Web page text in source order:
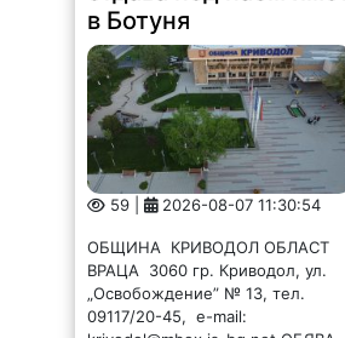
59 | 2026-08-07 11:30:54
ОБЩИНА КРИВОДОЛ ОБЛАСТ
ВРАЦА 3060 гр. Криводол, ул.
09117/20-45, e-mail:
krivodol@mbox.is-bg.net ОБЯВА
На основание чл. 8, ал. 4,
чл. 14, ал. 7 от ЗОС; чл. 92, ал. 1...